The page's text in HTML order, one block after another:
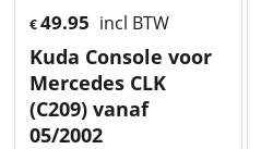
€49.95 incl BTW
Kuda Console voor
Mercedes CLK
(C209) vanaf
05/2002